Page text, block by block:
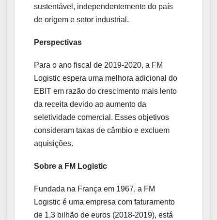
sustentável, independentemente do país
de origem e setor industrial.
Perspectivas
Para o ano fiscal de 2019-2020, a FM
Logistic espera uma melhora adicional do
EBIT em razão do crescimento mais lento
da receita devido ao aumento da
seletividade comercial. Esses objetivos
consideram taxas de câmbio e excluem
aquisições.
Sobre a FM Logistic
Fundada na França em 1967, a FM
Logistic é uma empresa com faturamento
de 1,3 bilhão de euros (2018-2019), está